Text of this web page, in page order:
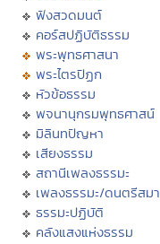
ฟังสวดมนต์
คอร์สปฏิบัติธรรม
พระพุทธศาสนา
พระไตรปิฏก
หัวข้อธรรม
พจนานุกรมพุทธศาสน์
มิลินทปัญหา
เสียงธรรม
สถานีเพลงธรรมะ
เพลงธรรมะ/ดนตรีสม
ธรรมะปฏิบัติ
คลังแสงแห่งธรรม